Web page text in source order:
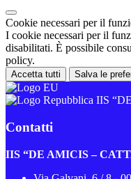
Cookie necessari per il
I cookie necessari per il
disabilitati. È possibile
policy.
Accetta tutti Salva le
IIS
Contatti
IIS “DE AMICIS –